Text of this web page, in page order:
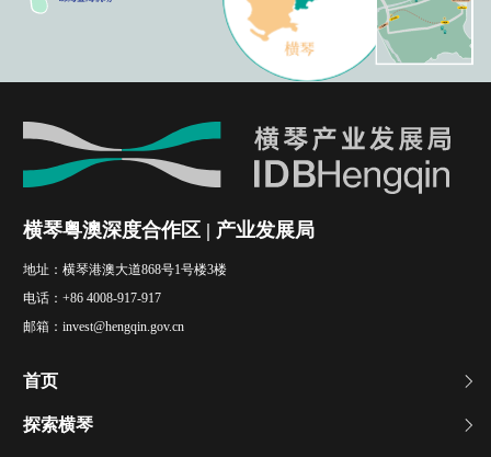
横琴粤澳深度合作区 | 产业发展局
地址： 横琴港澳大道868号1号楼3楼
电话： +86 4008-917-917
邮箱： invest@hengqin.gov.cn
首页
探索横琴